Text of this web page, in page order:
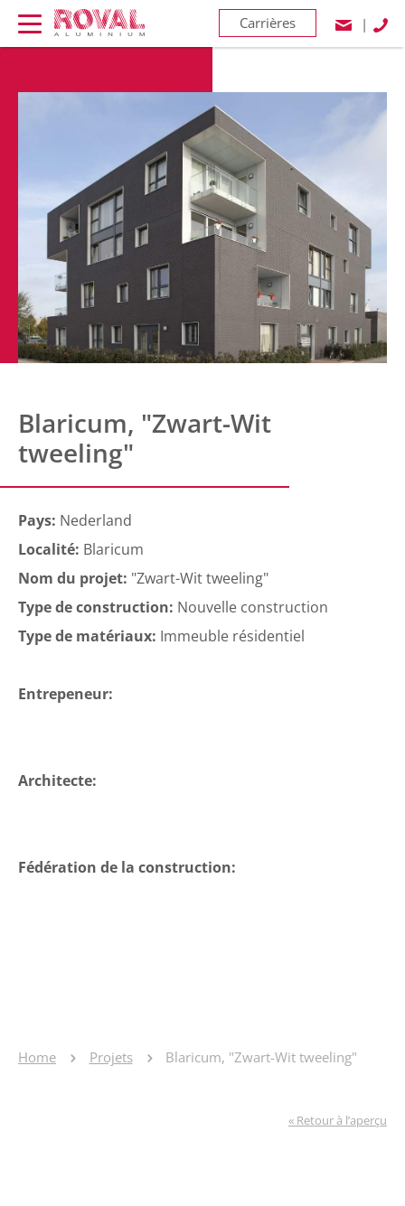
Carrières |
Blaricum, "Zwart-Wit
tweeling"
Pays: Nederland
Localité: Blaricum
Nom du projet: "Zwart-Wit tweeling"
Type de construction: Nouvelle construction
Type de matériaux: Immeuble résidentiel
Entrepeneur:
Architecte:
Fédération de la construction:
Home Projets Blaricum, "Zwart-Wit tweeling"
« Retour à l’aperçu